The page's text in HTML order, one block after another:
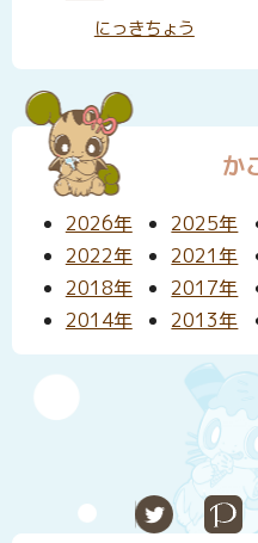
にっきちょう
か
2026年 2025年
2022年
2021年
2018年
2017年
2014年
2013年
X